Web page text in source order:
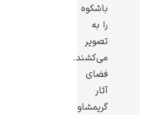
باشکوه
را به
تصویر
می‌کشند.
فضای
آثار
گریمشاو